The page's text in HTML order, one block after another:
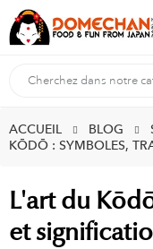
ACCUEIL BLOG
KŌDŌ : SYMBOLES,
L'art du
et